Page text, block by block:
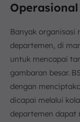
Banyak organisasi
departemen, di
untuk mencapai
gambaran besar.
dengan
dicapai melalui
departemen dapat